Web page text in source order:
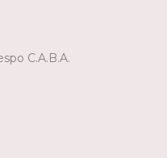
C.A.B.A.